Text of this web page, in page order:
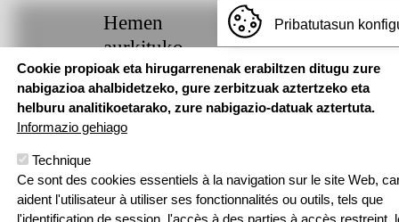
Hemen
aurkituko
gaituzu
Pouponniere
Bidea, 64250
24 | F: 05 59
52 88 87
Webgune hau Ikastolen Elkarteak garatu
Pribatutasun
Cookie propioak eta hirugarrenenak erabiltzen ditugu zure
nabigazioa ahalbidetzeko, gure zerbitzuak aztertzeko eta
helburu analitikoetarako, zure nabigazio-datuak aztertuta.
Informazio gehiago
Technique
Ce sont des cookies essentiels à la navigation sur le site Web,
aident l'utilisateur à utiliser ses fonctionnalités ou outils, tels que